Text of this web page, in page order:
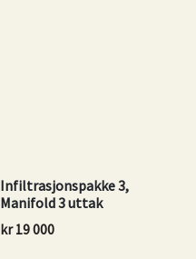
Infiltrasjonspakke 3,
Manifold 3 uttak
kr19 000